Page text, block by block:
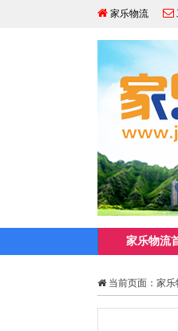
家乐物流
家乐物流
当前页面： 家乐